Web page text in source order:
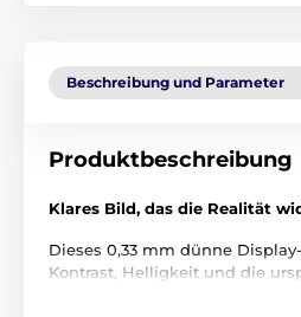
Beschreibung und Parameter
Produktbeschreibung
Klares Bild, das die Realität
Dieses 0,33 mm dünne
Kontrast, Helligkeit und die